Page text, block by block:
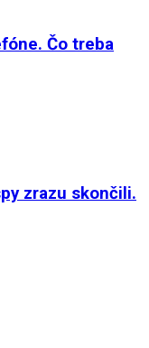
Čo treba
zrazu skončili.